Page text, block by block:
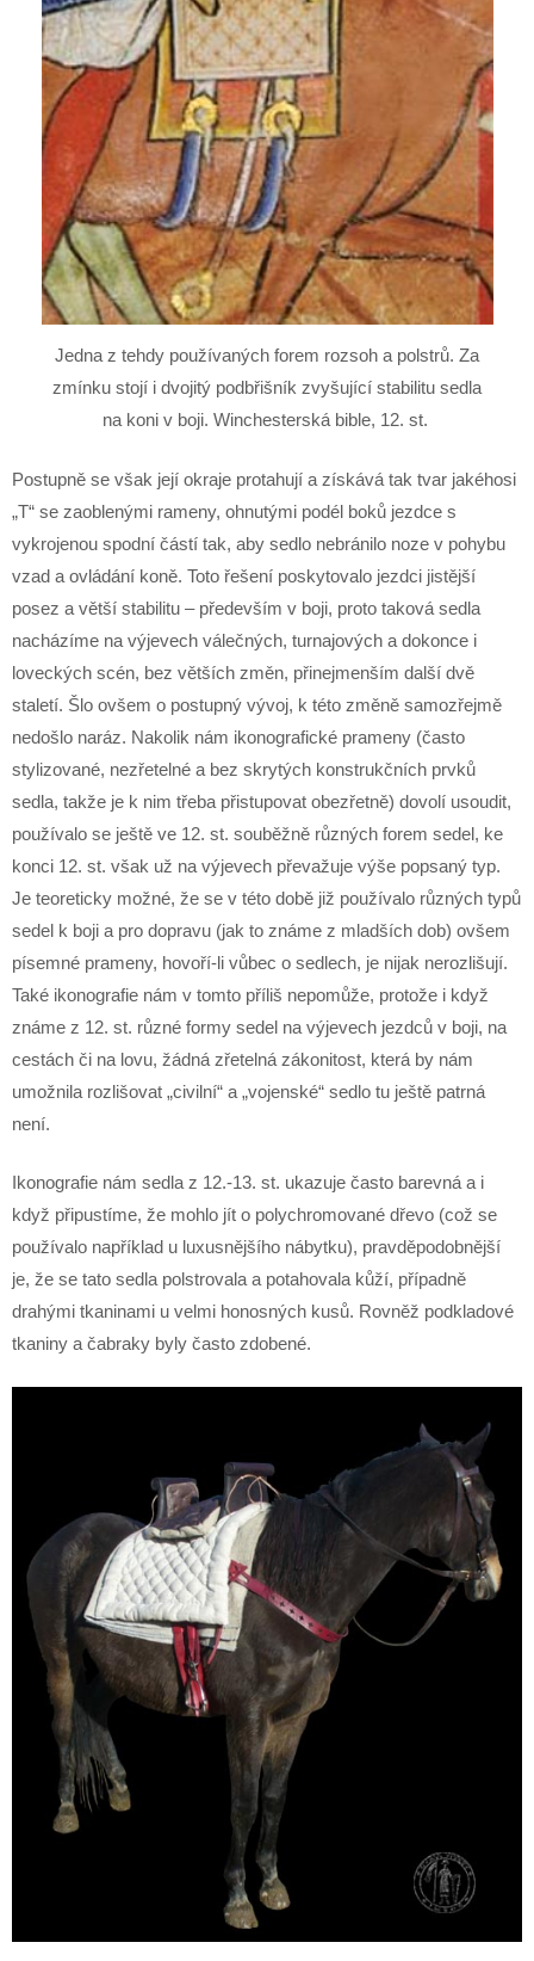
Jedna z tehdy používaných forem rozsoh a polstrů. Za
zmínku stojí i dvojitý podbřišník zvyšující stabilitu sedla
na koni v boji. Winchesterská bible, 12. st.
Postupně se však její okraje protahují a získává tak tvar jakéhosi
„T“ se zaoblenými rameny, ohnutými podél boků jezdce s
vykrojenou spodní částí tak, aby sedlo nebránilo noze v pohybu
vzad a ovládání koně. Toto řešení poskytovalo jezdci jistější
posez a větší stabilitu – především v boji, proto taková sedla
nacházíme na výjevech válečných, turnajových a dokonce i
loveckých scén, bez větších změn, přinejmenším další dvě
staletí. Šlo ovšem o postupný vývoj, k této změně samozřejmě
nedošlo naráz. Nakolik nám ikonografické prameny (často
stylizované, nezřetelné a bez skrytých konstrukčních prvků
sedla, takže je k nim třeba přistupovat obezřetně) dovolí usoudit,
používalo se ještě ve 12. st. souběžně různých forem sedel, ke
konci 12. st. však už na výjevech převažuje výše popsaný typ.
Je teoreticky možné, že se v této době již používalo různých typů
sedel k boji a pro dopravu (jak to známe z mladších dob) ovšem
písemné prameny, hovoří-li vůbec o sedlech, je nijak nerozlišují.
Také ikonografie nám v tomto příliš nepomůže, protože i když
známe z 12. st. různé formy sedel na výjevech jezdců v boji, na
cestách či na lovu, žádná zřetelná zákonitost, která by nám
umožnila rozlišovat „civilní“ a „vojenské“ sedlo tu ještě patrná
není.
Ikonografie nám sedla z 12.-13. st. ukazuje často barevná a i
když připustíme, že mohlo jít o polychromované dřevo (což se
používalo například u luxusnějšího nábytku), pravděpodobnější
je, že se tato sedla polstrovala a potahovala kůží, případně
drahými tkaninami u velmi honosných kusů. Rovněž podkladové
tkaniny a čabraky byly často zdobené.